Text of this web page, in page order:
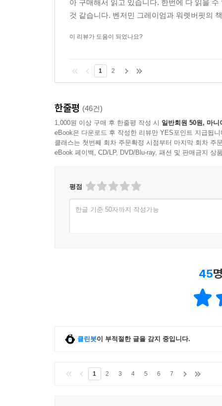
아 구매해서 읽고 있습니다. 한번에 다 읽을
것 같습니다. 벤저민 그레이엄과 워렛버핏의
이 리뷰가 도움이 되었나요?
1 2
한줄평 (46건)
1,000원 이상 구매 후 한줄평 작성 시 일반회원 50원, 마니
eBook은 다운로드 후 작성한 리뷰만 YES포인트 지급됩니
클래스는 첫번째 회차 주문확정 시점부터 마지막 회차 주
eBook 페이백, CD/LP, DVD/Blu-ray, 패션 및 판매금지 상
평점
한글 기준 50자까지 작성가능
45
클린봇이 부적절한 글을 감지 중입니다.
1 2 3 4 5 6 7